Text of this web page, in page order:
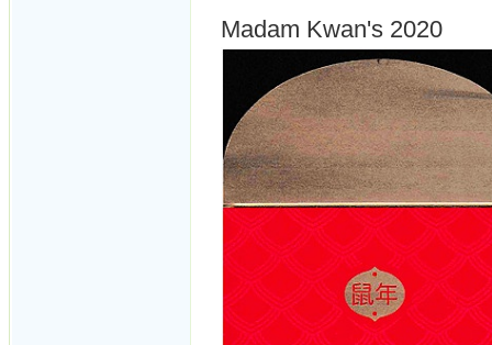
Madam Kwan's 2020